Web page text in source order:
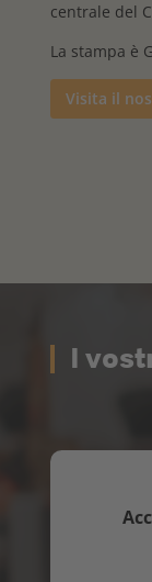
centrale del
La stampa è
Visita il
I